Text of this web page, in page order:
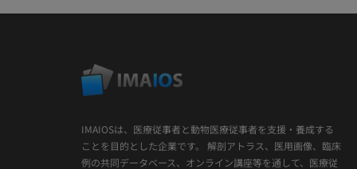
IMAIOSは、医療従事者と動物医療従事者を支援・養成する
ことを目的とした企業です。 解剖アトラス、医用画像、臨床
例の共同データベース、オンライン講座等を通して、医療従